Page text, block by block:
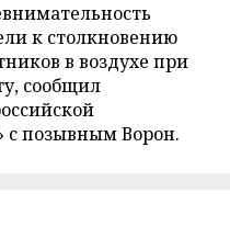
к столкновению
в воздухе при
сообщил
с позывным Ворон.